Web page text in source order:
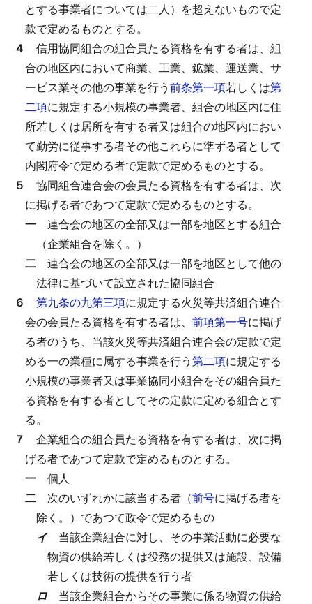
とする事業者については二人）を超えないもので定
款で定めるものとする。
４ 信用協同組合の組合員たる資格を有する者は、組
合の地区内において商業、工業、鉱業、運送業、サ
ービス業その他の事業を行う前条第一項若しくは第
二項に規定する小規模の事業者、組合の地区内に住
所若しくは居所を有する者又は組合の地区内におい
て勤労に従事する者その他これらに準ずる者として
内閣府令で定める者で定款で定めるものとする。
５ 協同組合連合会の会員たる資格を有する者は、次
に掲げる者であつて定款で定めるものとする。
一 連合会の地区の全部又は一部を地区とする組合
（企業組合を除く。）
二 連合会の地区の全部又は一部を地区として他の
法律に基づいて設立された協同組合
６ 第九条の九第三項に規定する火災等共済組合連合
会の会員たる資格を有する者は、 前項第一号に掲げ
る者のうち、当該火災等共済組合連合会の定款で定
める一の業種に属する事業を行う第二項に規定する
小規模の事業者又は事業協同小組合をその組合員た
る資格を有する者としてその定款に定める組合とす
る。
７ 企業組合の組合員たる資格を有する者は、次に掲
げる者であつて定款で定めるものとする。
一 個人
二 次のいずれかに該当する者（前号に掲げる者を
除く。）であつて政令で定めるもの
イ 当該企業組合に対し、その事業活動に必要な
物資の供給若しくは役務の提供又は施設、設備
若しくは技術の提供を行う者
ロ 当該企業組合からその事業に係る物資の供給